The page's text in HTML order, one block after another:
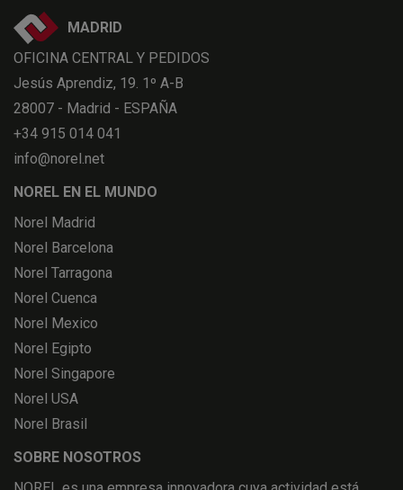
MADRID
OFICINA CENTRAL Y PEDIDOS
Jesús Aprendiz, 19. 1º A-B
28007 - Madrid - ESPAÑA
+34 915 014 041
info@norel.net
NOREL EN EL MUNDO
Norel Madrid
Norel Barcelona
Norel Tarragona
Norel Cuenca
Norel Mexico
Norel Egipto
Norel Singapore
Norel USA
Norel Brasil
SOBRE NOSOTROS